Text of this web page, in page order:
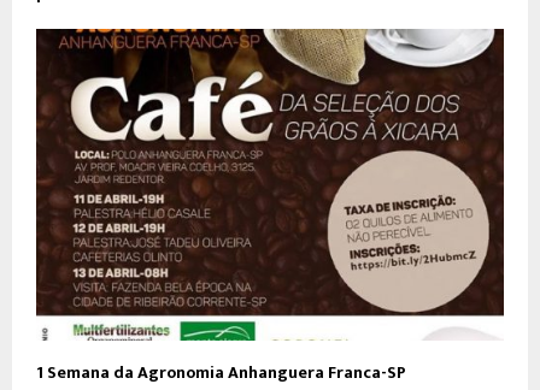
1 Semana da Agronomia Anhanguera Franca-SP